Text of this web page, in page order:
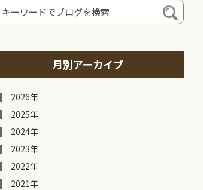
月別アーカイブ
2026年
2025年
2024年
2023年
2022年
2021年